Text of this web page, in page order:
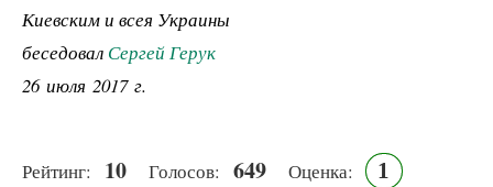
Киевским и всея Украины
беседовал Сергей Герук
26 июля 2017 г.
Рейтинг: 10 Голосов: 649 Оценка: 1